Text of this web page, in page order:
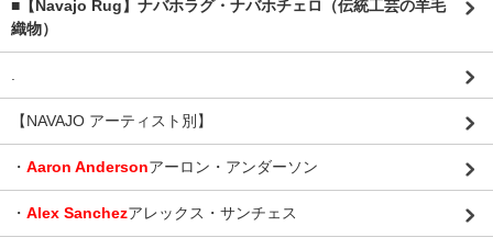
■【Navajo Rug】ナバホラグ・ナバホチェロ（伝統工芸の羊毛
織物）
【NAVAJO アーティスト別】
・ Aaron Andersonアーロン・アンダーソン
・ Alex Sanchezアレックス・サンチェス